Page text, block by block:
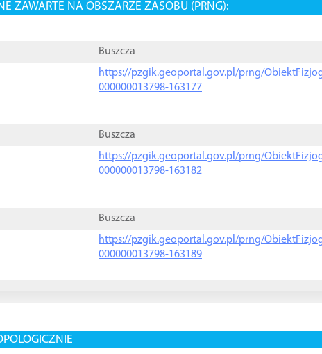
ZAWARTE NA OBSZARZE ZASOBU (PRNG):
Buszcza
https://pzgik.geoportal.gov.pl/prng/
000000013798-163177
Buszcza
https://pzgik.geoportal.gov.pl/prng/
000000013798-163182
Buszcza
https://pzgik.geoportal.gov.pl/prng/
000000013798-163189